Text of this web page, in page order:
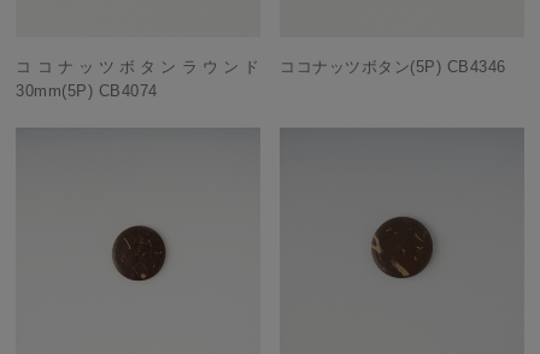
ココナッツボタンラウンド
30mm(5P) CB4074
ココナッツボタン(5P) CB4346